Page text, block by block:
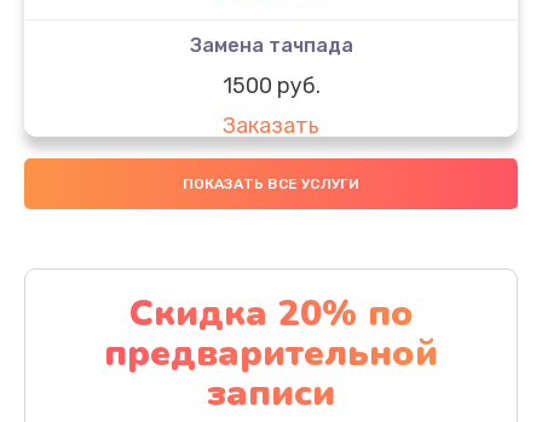
Замена тачпада
1500 руб.
Заказать
Замена южного моста
Заказать
Чистка от пыли
1060 руб.
Заказать
ПОКАЗАТЬ ВСЕ УСЛУГИ
Скидка 20% по
предварительной
записи